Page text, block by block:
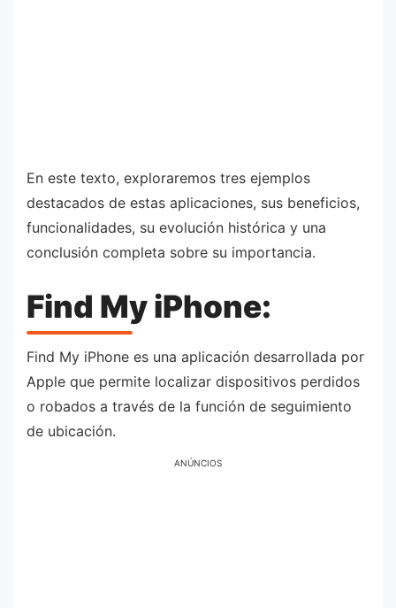
En este texto, exploraremos tres ejemplos
destacados de estas aplicaciones, sus beneficios,
funcionalidades, su evolución histórica y una
conclusión completa sobre su importancia.
Find My iPhone:
Find My iPhone es una aplicación desarrollada por
Apple que permite localizar dispositivos perdidos
o robados a través de la función de seguimiento
de ubicación.
ANÚNCIOS